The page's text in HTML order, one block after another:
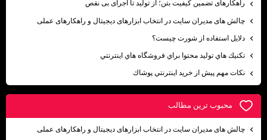
راهکارهای تضمین کیفیت بتن؛ از تولید تا اجرای بی نقص
چالش های مدیران سایت در انتخاب ابزارهای دیجیتال و راهکارهای عملی
دلايل استفاده از شورت چيست؟
تكنيك هاي توليد محتوا براي فروشگاه هاي اينترنتي
نكات مهم پيش از خريد اينترنتي پوشاك
محبوب ترين مطالب
چالش های مدیران سایت در انتخاب ابزارهای دیجیتال و راهکارهای عملی